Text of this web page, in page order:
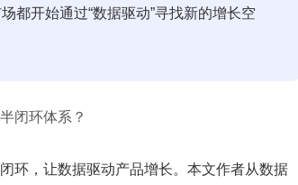
都开始通过“数据驱动”寻找新的增长空
环，让数据驱动产品增长。本文作者从数据